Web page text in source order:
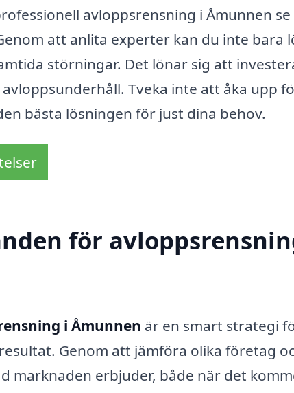
avloppsrensning i Åmunnen
att anlita experter kan du inte bara
störningar. Det lönar sig att
Tveka inte att åka upp
bästa lösningen för just dina behov.
för
i Åmunnen är en smart strategi
Genom att jämföra olika företag
marknaden erbjuder, både när det